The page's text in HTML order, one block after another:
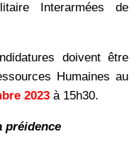
Interarmées de
doivent être
Humaines au
2023 à 15h30.
préidence